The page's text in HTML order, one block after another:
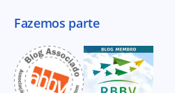
Fazemos parte